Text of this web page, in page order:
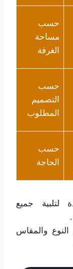
حسب
مساحة
الغرفة
حسب
التصميم
المطلوب
حسب
الحاجة
لتلبية جميع
والمقاس